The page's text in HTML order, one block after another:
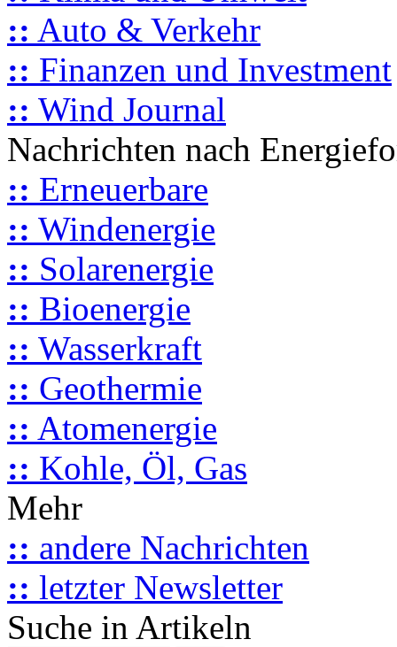
:: Auto & Verkehr
:: Finanzen und Investment
:: Wind Journal
Nachrichten nach
:: Erneuerbare
:: Windenergie
:: Solarenergie
:: Bioenergie
:: Wasserkraft
:: Geothermie
:: Atomenergie
:: Kohle, Öl, Gas
Mehr
:: andere Nachrichten
:: letzter Newsletter
Suche in Artikeln